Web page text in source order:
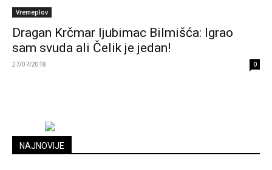
Vremeplov
Dragan Krčmar ljubimac Bilmišća: Igrao
sam svuda ali Čelik je jedan!
27/07/2018 0
NAJNOVIJE